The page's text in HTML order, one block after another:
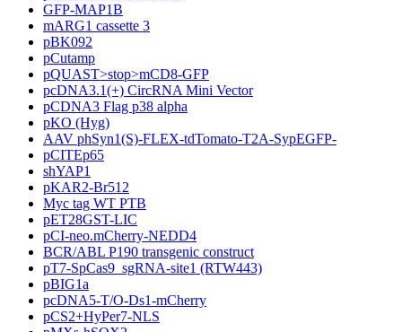
GFP-MAP1B
mARG1 cassette 3
pBK092
pCutamp
pQUAST>stop>mCD8-GFP
pcDNA3.1(+) CircRNA Mini Vector
pCDNA3 Flag p38 alpha
pKO (Hyg)
AAV phSyn1(S)-FLEX-tdTomato-T2A-SypEGFP-
pCITEp65
shYAP1
pKAR2-Br512
Myc tag WT PTB
pET28GST-LIC
pCI-neo.mCherry-NEDD4
BCR/ABL P190 transgenic construct
pT7-SpCas9_sgRNA-site1 (RTW443)
pBIG1a
pcDNA5-T/O-Ds1-mCherry
pCS2+HyPer7-NLS